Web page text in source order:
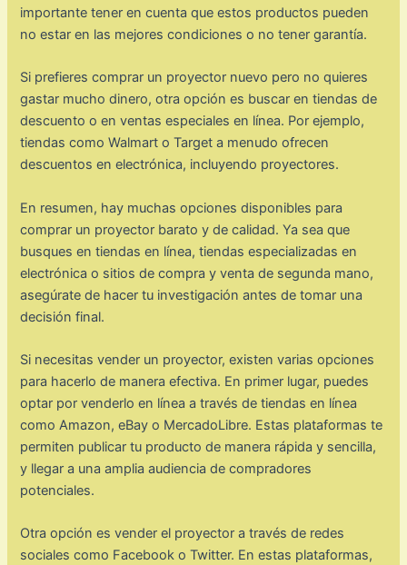
importante tener en cuenta que estos productos pueden
no estar en las mejores condiciones o no tener garantía.
Si prefieres comprar un proyector nuevo pero no quieres
gastar mucho dinero, otra opción es buscar en tiendas de
descuento o en ventas especiales en línea. Por ejemplo,
tiendas como Walmart o Target a menudo ofrecen
descuentos en electrónica, incluyendo proyectores.
En resumen, hay muchas opciones disponibles para
comprar un proyector barato y de calidad. Ya sea que
busques en tiendas en línea, tiendas especializadas en
electrónica o sitios de compra y venta de segunda mano,
asegúrate de hacer tu investigación antes de tomar una
decisión final.
Si necesitas vender un proyector, existen varias opciones
para hacerlo de manera efectiva. En primer lugar, puedes
optar por venderlo en línea a través de tiendas en línea
como Amazon, eBay o MercadoLibre. Estas plataformas te
permiten publicar tu producto de manera rápida y sencilla,
y llegar a una amplia audiencia de compradores
potenciales.
Otra opción es vender el proyector a través de redes
sociales como Facebook o Twitter. En estas plataformas,